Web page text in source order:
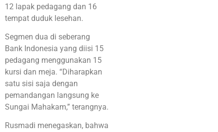
12 lapak pedagang dan 16
tempat duduk lesehan.
Segmen dua di seberang
Bank Indonesia yang diisi 15
pedagang menggunakan 15
kursi dan meja. “Diharapkan
satu sisi saja dengan
pemandangan langsung ke
Sungai Mahakam,” terangnya.
Rusmadi menegaskan, bahwa